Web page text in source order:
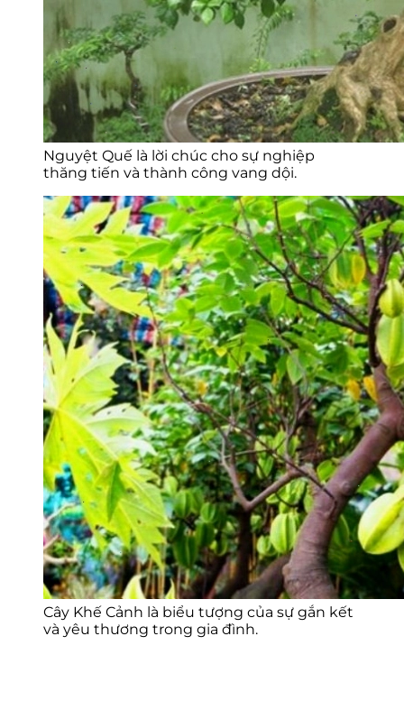
Nguyệt Quế là lời chúc cho sự nghiệp
thăng tiến và thành công vang dội.
Cây Khế Cảnh là biểu tượng của sự gắn kết
và yêu thương trong gia đình.